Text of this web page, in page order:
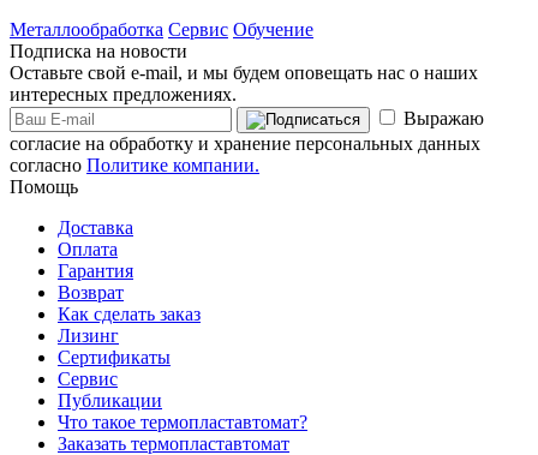
Металлообработка Сервис Обучение
Подписка на новости
Оставьте свой e-mail, и мы будем оповещать нас о наших
интересных предложениях.
Выражаю
согласие на обработку и хранение персональных данных
согласно Политике компании.
Помощь
Доставка
Оплата
Гарантия
Возврат
Как сделать заказ
Лизинг
Сертификаты
Сервис
Публикации
Что такое термопластавтомат?
Заказать термопластавтомат